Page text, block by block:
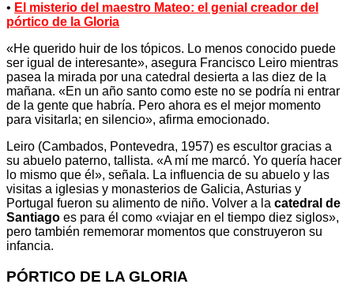
• El misterio del maestro Mateo: el genial creador del
pórtico de la Gloria
«He querido huir de los tópicos. Lo menos conocido puede
ser igual de interesante», asegura Francisco Leiro mientras
pasea la mirada por una catedral desierta a las diez de la
mañana. «En un año santo como este no se podría ni entrar
de la gente que habría. Pero ahora es el mejor momento
para visitarla; en silencio», afirma emocionado.
Leiro (Cambados, Pontevedra, 1957) es escultor gracias a
su abuelo paterno, tallista. «A mí me marcó. Yo quería hacer
lo mismo que él», señala. La influencia de su abuelo y las
visitas a iglesias y monasterios de Galicia, Asturias y
Portugal fueron su alimento de niño. Volver a la catedral de
Santiago es para él como «viajar en el tiempo diez siglos»,
pero también rememorar momentos que construyeron su
infancia.
PÓRTICO DE LA GLORIA